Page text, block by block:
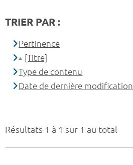
Résultats 1 à 1 sur 1 au total
TRIER PAR :
Pertinence
[Titre]
Type de contenu
Date de dernière modification